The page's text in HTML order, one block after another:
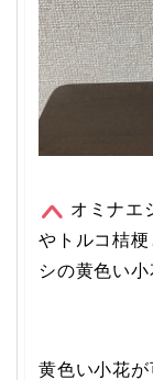
オミナエ
やトルコ桔
シの黄色い
黄色い小花